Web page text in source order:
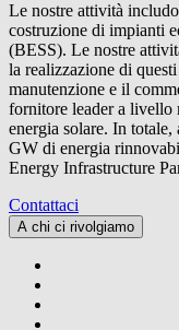
Le nostre attività
costruzione di impianti
(BESS). Le nostre
la realizzazione di
manutenzione e il
fornitore leader a livello
energia solare. In totale,
GW di energia
Energy Infrastructure
Contattaci
A chi ci rivolgiamo